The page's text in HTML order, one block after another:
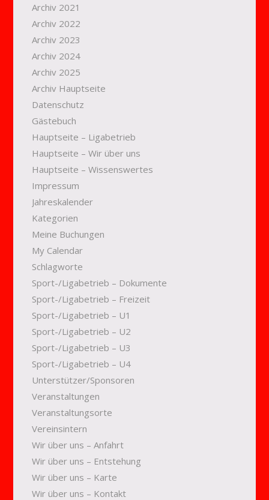
Archiv 2021
Archiv 2022
Archiv 2023
Archiv 2024
Archiv 2025
Archiv Hauptseite
Datenschutz
Gästebuch
Hauptseite – Ligabetrieb
Hauptseite – Wir über uns
Hauptseite – Wissenswertes
Impressum
Jahreskalender
Kategorien
Meine Buchungen
My Calendar
Schlagworte
Sport-/Ligabetrieb – Dokumente
Sport-/Ligabetrieb – Freizeit
Sport-/Ligabetrieb – U1
Sport-/Ligabetrieb – U2
Sport-/Ligabetrieb – U3
Sport-/Ligabetrieb – U4
Unterstützer/Sponsoren
Veranstaltungen
Veranstaltungsorte
Vereinsintern
Wir über uns – Anfahrt
Wir über uns – Entstehung
Wir über uns – Karte
Wir über uns – Kontakt